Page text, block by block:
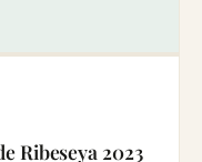
Ribeseya 2023